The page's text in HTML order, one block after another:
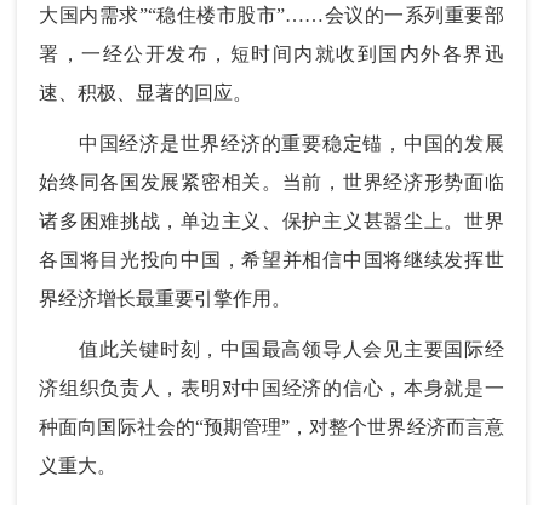
大国内需求”“稳住楼市股市”……会议的一系列重要部
署，一经公开发布，短时间内就收到国内外各界迅
速、积极、显著的回应。
中国经济是世界经济的重要稳定锚，中国的发展
始终同各国发展紧密相关。当前，世界经济形势面临
诸多困难挑战，单边主义、保护主义甚嚣尘上。世界
各国将目光投向中国，希望并相信中国将继续发挥世
界经济增长最重要引擎作用。
值此关键时刻，中国最高领导人会见主要国际经
济组织负责人，表明对中国经济的信心，本身就是一
种面向国际社会的“预期管理”，对整个世界经济而言意
义重大。